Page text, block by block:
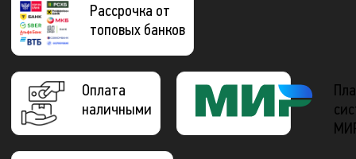
Рассрочка от
топовых банков
Оплата
наличными